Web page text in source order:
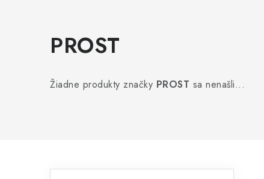
PROST
Žiadne produkty značky PROST sa nenašli...